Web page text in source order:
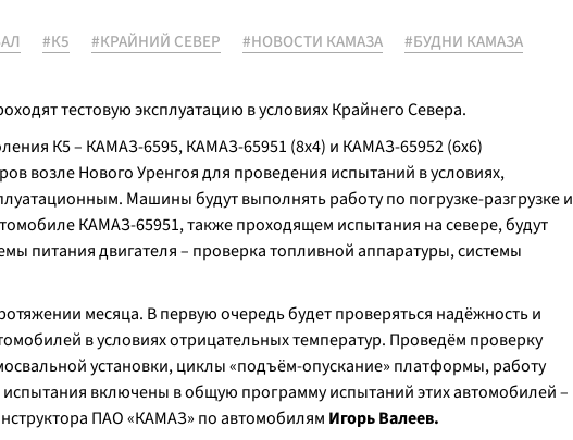
#К5 #КРАЙНИЙ СЕВЕР #НОВОСТИ КАМАЗА #БУДНИ КАМАЗА
тестовую эксплуатацию в условиях Крайнего Севера.
К5 – КАМАЗ-6595, КАМАЗ-65951 (8х4) и КАМАЗ-65952 (6х6)
возле Нового Уренгоя для проведения испытаний в условиях,
Машины будут выполнять работу по погрузке-разгрузке и
КАМАЗ-65951, также проходящем испытания на севере, будут
питания двигателя – проверка топливной аппаратуры, системы
месяца. В первую очередь будет проверяться надёжность и
в условиях отрицательных температур. Проведём проверку
установки, циклы «подъём-опускание» платформы, работу
включены в общую программу испытаний этих автомобилей –
ПАО «КАМАЗ» по автомобилям Игорь Валеев.